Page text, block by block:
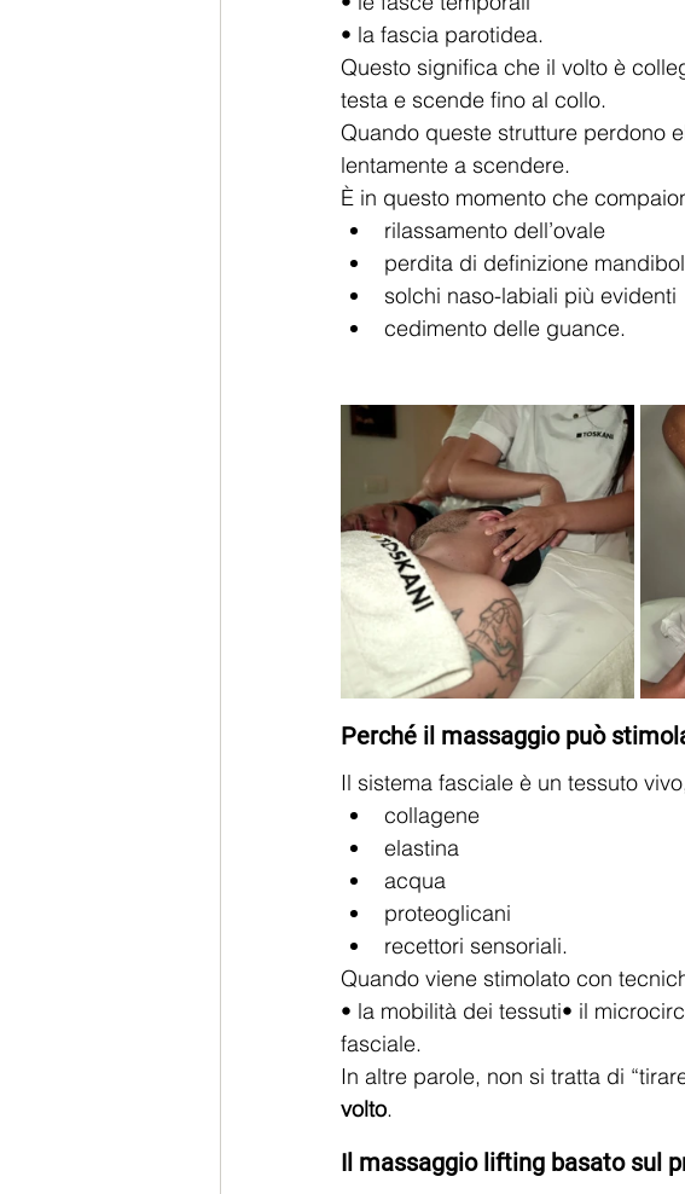
• la fascia parotidea.
Questo significa che il volto è
testa e scende fino al collo.
Quando queste strutture perdono
lentamente a scendere.
È in questo momento che
rilassamento dell’ovale
perdita di definizione
solchi naso-labiali più evidenti
cedimento delle guance.
Perché il massaggio può
Il sistema fasciale è un tessuto
collagene
elastina
acqua
proteoglicani
recettori sensoriali.
Quando viene stimolato con
• la mobilità dei tessuti• il
fasciale.
In altre parole, non si tratta di
volto.
Il massaggio lifting basato sul